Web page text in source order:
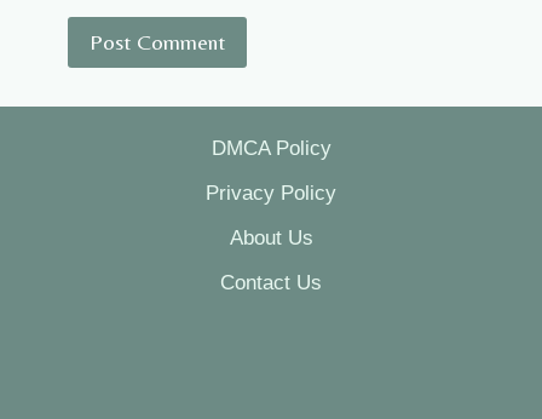
DMCA Policy
Privacy Policy
About Us
Contact Us